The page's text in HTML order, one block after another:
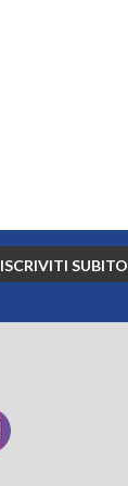
ISCRIVITI SUBITO